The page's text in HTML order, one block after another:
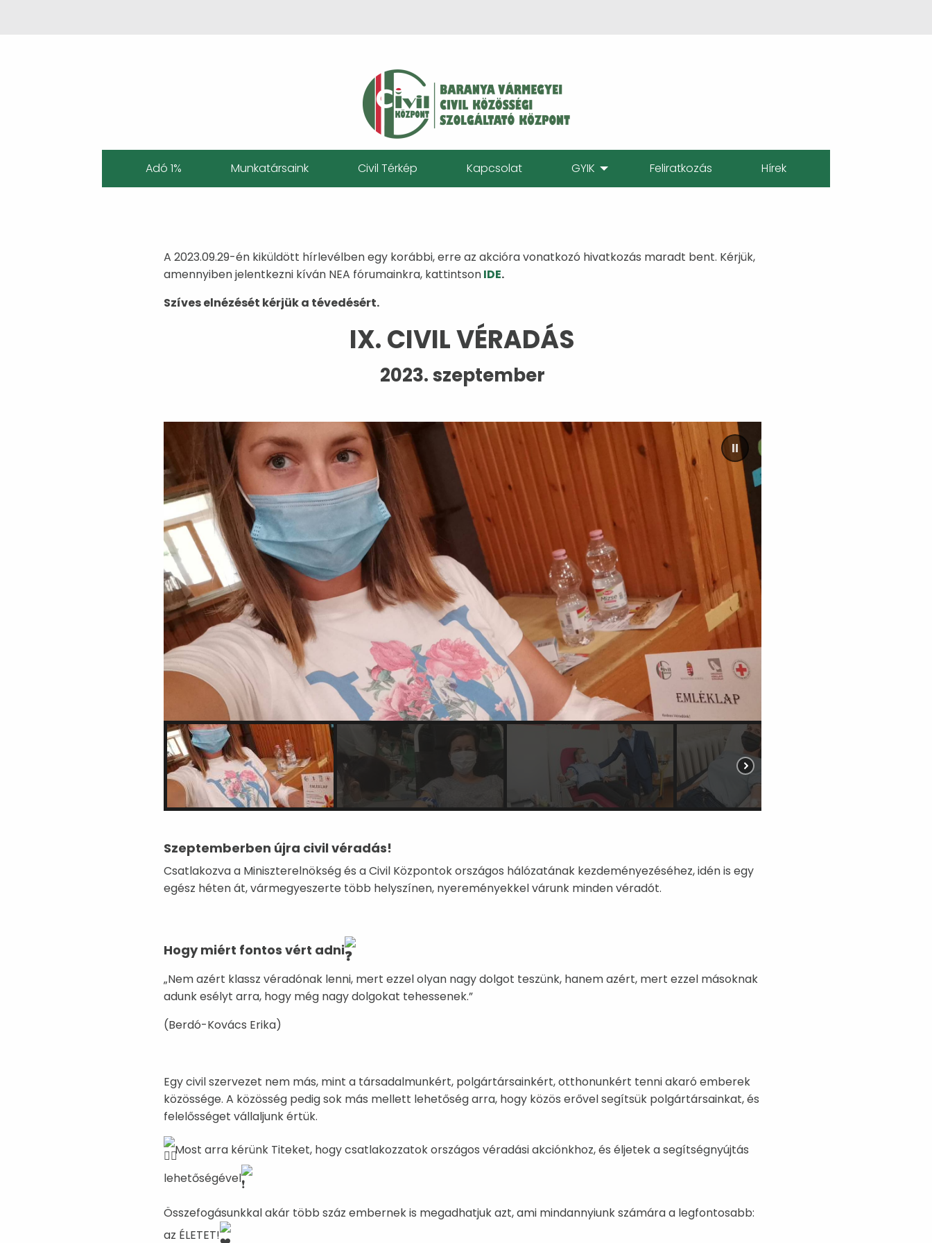
Adó 1% Munkatársaink Civil Térkép Kapcsolat GYIK Feliratkozás Hírek
A 2023.09.29-én kiküldött hírlevélben egy korábbi, erre az akcióra vonatkozó hivatkozás maradt bent. Kérjük,
amennyiben jelentkezni kíván NEA fórumainkra, kattintsonIDE.
Szíves elnézését kérjük a tévedésért.
IX. CIVIL VÉRADÁS
2023. szeptember
Szeptemberben újra civil véradás!
Csatlakozva a Miniszterelnökség és a Civil Központok országos hálózatának kezdeményezéséhez, idén is egy
egész héten át, vármegyeszerte több helyszínen, nyereményekkel várunk minden véradót.
Hogy miért fontos vért adni
„Nem azért klassz véradónak lenni, mert ezzel olyan nagy dolgot teszünk, hanem azért, mert ezzel másoknak
adunk esélyt arra, hogy még nagy dolgokat tehessenek.”
(Berdó-Kovács Erika)
Egy civil szervezet nem más, mint a társadalmunkért, polgártársainkért, otthonunkért tenni akaró emberek
közössége. A közösség pedig sok más mellett lehetőség arra, hogy közös erővel segítsük polgártársainkat, és
felelősséget vállaljunk értük.
Most arra kérünk Titeket, hogy csatlakozzatok országos véradási akciónkhoz, és éljetek a segítségnyújtás
lehetőségével
Összefogásunkkal akár több száz embernek is megadhatjuk azt, ami mindannyiunk számára a legfontosabb:
az ÉLETET!